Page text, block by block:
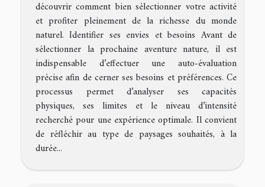
découvrir comment bien sélectionner votre activité
et profiter pleinement de la richesse du monde
naturel. Identifier ses envies et besoins Avant de
sélectionner la prochaine aventure nature, il est
indispensable d’effectuer une auto-évaluation
précise afin de cerner ses besoins et préférences. Ce
processus permet d’analyser ses capacités
physiques, ses limites et le niveau d’intensité
recherché pour une expérience optimale. Il convient
de réfléchir au type de paysages souhaités, à la
durée...